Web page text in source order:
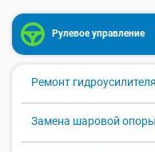
Рулевое управление
Ремонт
Замена шаровой опоры